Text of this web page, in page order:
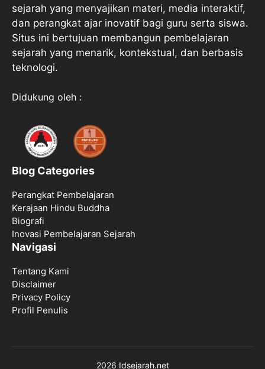
sejarah yang menyajikan materi, media interaktif,
dan perangkat ajar inovatif bagi guru serta siswa.
Situs ini bertujuan membangun pembelajaran
sejarah yang menarik, kontekstual, dan berbasis
teknologi.
Didukung oleh :
Blog Categories
Perangkat Pembelajaran
Kerajaan Hindu Buddha
Biografi
Inovasi Pembelajaran Sejarah
Navigasi
Tentang Kami
Disclaimer
Privacy Policy
Profil Penulis
2026 Idsejarah.net